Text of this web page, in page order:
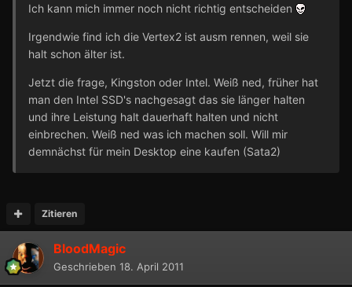
Ich kann mich immer noch nicht richtig entscheiden
Irgendwie find ich die Vertex2 ist ausm rennen, weil sie
halt schon älter ist.
Jetzt die frage, Kingston oder Intel. Weiß ned, früher hat
man den Intel SSD's nachgesagt das sie länger halten
und ihre Leistung halt dauerhaft halten und nicht
einbrechen. Weiß ned was ich machen soll. Will mir
demnächst für mein Desktop eine kaufen (Sata2)
Zitieren
BloodMagic
Geschrieben 18. April 2011